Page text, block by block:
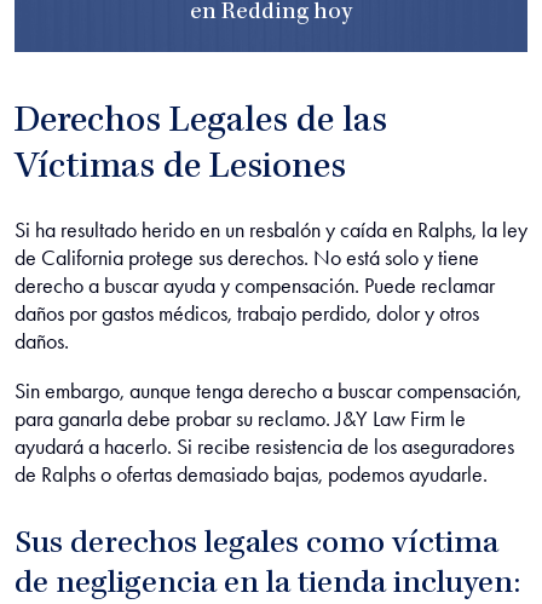
en Redding hoy
Derechos Legales de las
Víctimas de Lesiones
Si ha resultado herido en un resbalón y caída en Ralphs, la ley
de California protege sus derechos. No está solo y tiene
derecho a buscar ayuda y compensación. Puede reclamar
daños por gastos médicos, trabajo perdido, dolor y otros
daños.
Sin embargo, aunque tenga derecho a buscar compensación,
para ganarla debe probar su reclamo. J&Y Law Firm le
ayudará a hacerlo. Si recibe resistencia de los aseguradores
de Ralphs o ofertas demasiado bajas, podemos ayudarle.
Sus derechos legales como víctima
de negligencia en la tienda incluyen: